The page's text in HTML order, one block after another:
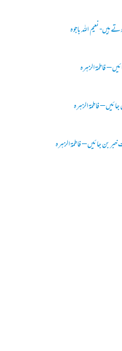
ہیں- نعیم اللہ باجوہ
– فاطمۃالزہرہ
– فاطمۃالزہرہ
بن جائیں – فاطمۃالزہرہ